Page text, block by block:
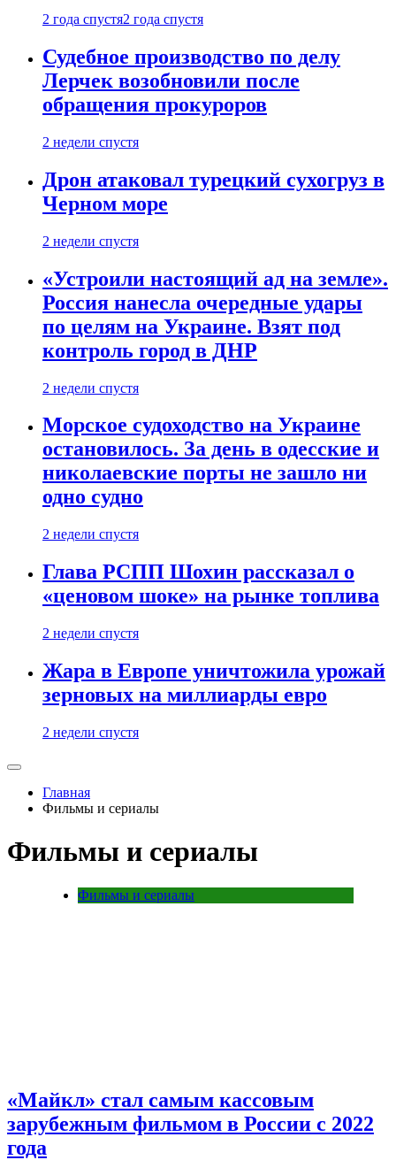
2 года спустя2 года спустя
Судебное производство по делу
Лерчек возобновили после
обращения прокуроров
2 недели спустя
Дрон атаковал турецкий сухогруз в
Черном море
2 недели спустя
«Устроили настоящий ад на земле».
Россия нанесла очередные удары
по целям на Украине. Взят под
контроль город в ДНР
2 недели спустя
Морское судоходство на Украине
остановилось. За день в одесские и
николаевские порты не зашло ни
одно судно
2 недели спустя
Глава РСПП Шохин рассказал о
«ценовом шоке» на рынке топлива
2 недели спустя
Жара в Европе уничтожила урожай
зерновых на миллиарды евро
2 недели спустя
Главная
Фильмы и сериалы
Фильмы и сериалы
Фильмы и сериалы
«Майкл» стал самым кассовым
зарубежным фильмом в России с 2022
года